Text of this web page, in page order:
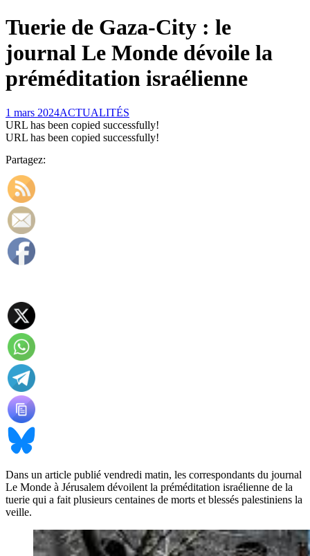
Tuerie de Gaza-City : le
journal Le Monde dévoile la
préméditation israélienne
1 mars 2024ACTUALITÉS
URL has been copied successfully!
URL has been copied successfully!
Partagez:
Dans un article publié vendredi matin, les correspondants du journal
Le Monde à Jérusalem dévoilent la préméditation israélienne de la
tuerie qui a fait plusieurs centaines de morts et blessés palestiniens la
veille.